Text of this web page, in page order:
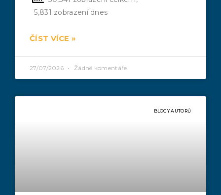
5,831 zobrazení dnes
ČÍST VÍCE »
27/07/2026 Žádné komentáře
BLOGY AUTORŮ